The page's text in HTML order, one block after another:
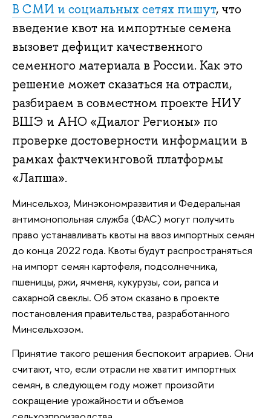
В СМИ и социальных сетях пишут, что
введение квот на импортные семена
вызовет дефицит качественного
семенного материала в России. Как это
решение может сказаться на отрасли,
разбираем в совместном проекте НИУ
ВШЭ и АНО «Диалог Регионы» по
проверке достоверности информации в
рамках фактчекинговой платформы
«Лапша».
Минсельхоз, Минэкономразвития и Федеральная
антимонопольная служба (ФАС) могут получить
право устанавливать квоты на ввоз импортных семян
до конца 2022 года. Квоты будут распространяться
на импорт семян картофеля, подсолнечника,
пшеницы, ржи, ячменя, кукурузы, сои, рапса и
сахарной свеклы. Об этом сказано в проекте
постановления правительства, разработанного
Минсельхозом.
Принятие такого решения беспокоит аграриев. Они
считают, что, если отрасли не хватит импортных
семян, в следующем году может произойти
сокращение урожайности и объемов